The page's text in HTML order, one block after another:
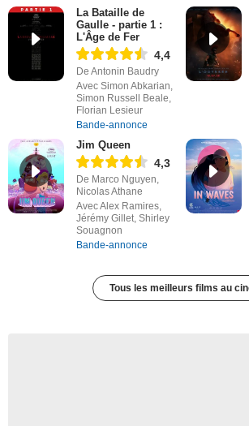
La Bataille de
Gaulle - partie 1 :
L'Âge de Fer
4,4
De Antonin Baudry
Avec Simon Abkarian,
Simon Russell Beale,
Florian Lesieur
Bande-annonce
Jim Queen
4,3
De Marco Nguyen,
Nicolas Athane
Avec Alex Ramires,
Jérémy Gillet, Shirley
Souagnon
Bande-annonce
Tous les meilleurs films au